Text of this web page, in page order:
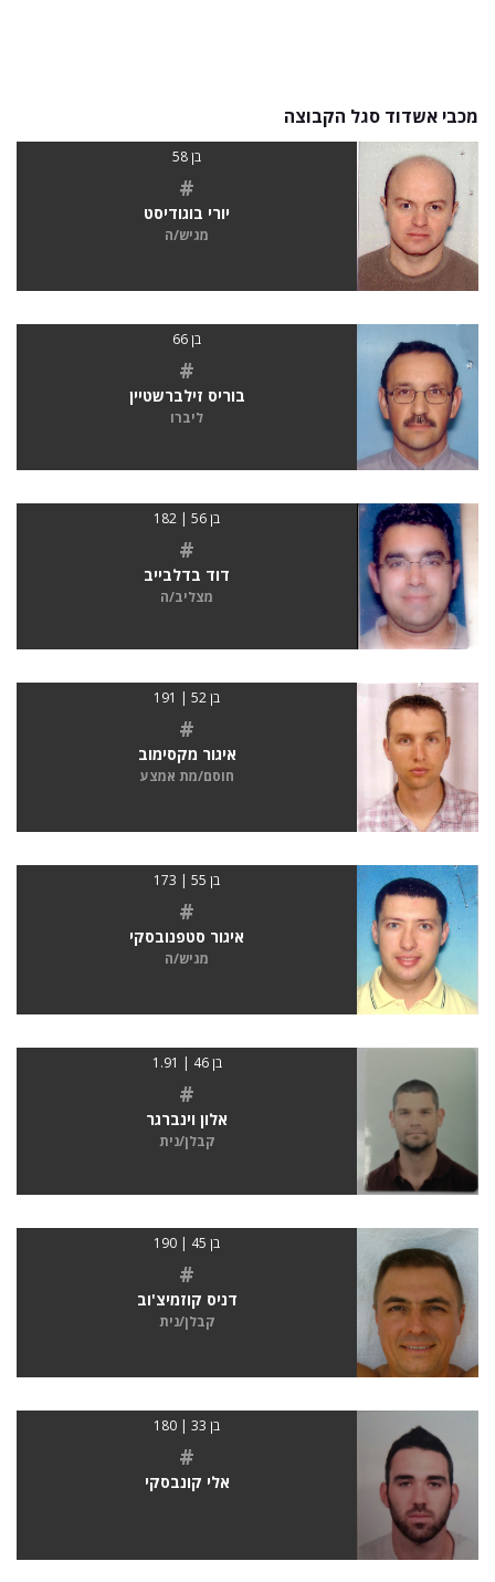
מכבי אשדוד סגל הקבוצה
בן 58
#
יורי בוגודיסט
מגיש/ה
בן 66
#
בוריס זילברשטיין
ליברו
בן 56 | 182
#
דוד בדלבייב
מצליב/ה
בן 52 | 191
#
איגור מקסימוב
חוסם/מת אמצע
בן 55 | 173
#
איגור סטפנובסקי
מגיש/ה
בן 46 | 1.91
#
אלון וינברגר
קבלן/נית
בן 45 | 190
#
דניס קוזמיצ'וב
קבלן/נית
בן 33 | 180
#
אלי קונבסקי